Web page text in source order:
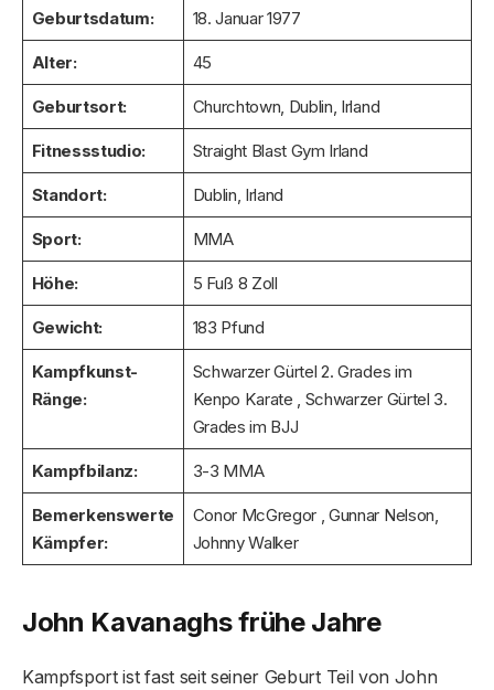
Geburtsdatum: 18. Januar 1977
Alter: 45
Geburtsort: Churchtown, Dublin, Irland
Fitnessstudio: Straight Blast Gym Irland
Standort: Dublin, Irland
Sport: MMA
Höhe: 5 Fuß 8 Zoll
Gewicht: 183 Pfund
Kampfkunst-
Ränge:
Schwarzer Gürtel 2. Grades im
Kenpo Karate , Schwarzer Gürtel 3.
Grades im BJJ
Kampfbilanz: 3-3 MMA
Bemerkenswerte
Kämpfer:
Conor McGregor , Gunnar Nelson,
Johnny Walker
John Kavanaghs frühe Jahre
Kampfsport ist fast seit seiner Geburt Teil von John